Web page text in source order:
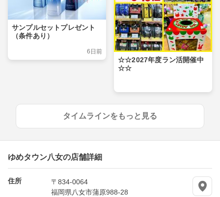
サンプルセットプレゼント
（条件あり）
6日前
☆☆2027年度ラン活開催中
☆☆
タイムラインをもっと見る
ゆめタウン八女の店舗詳細
住所
〒834-0064
福岡県八女市蒲原988-28